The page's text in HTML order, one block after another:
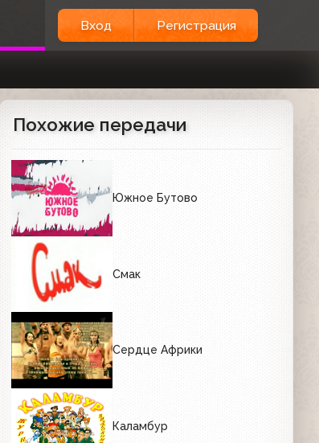
Вход Регистрация
Похожие передачи
Южное Бутово
Смак
Сердце Африки
Каламбур